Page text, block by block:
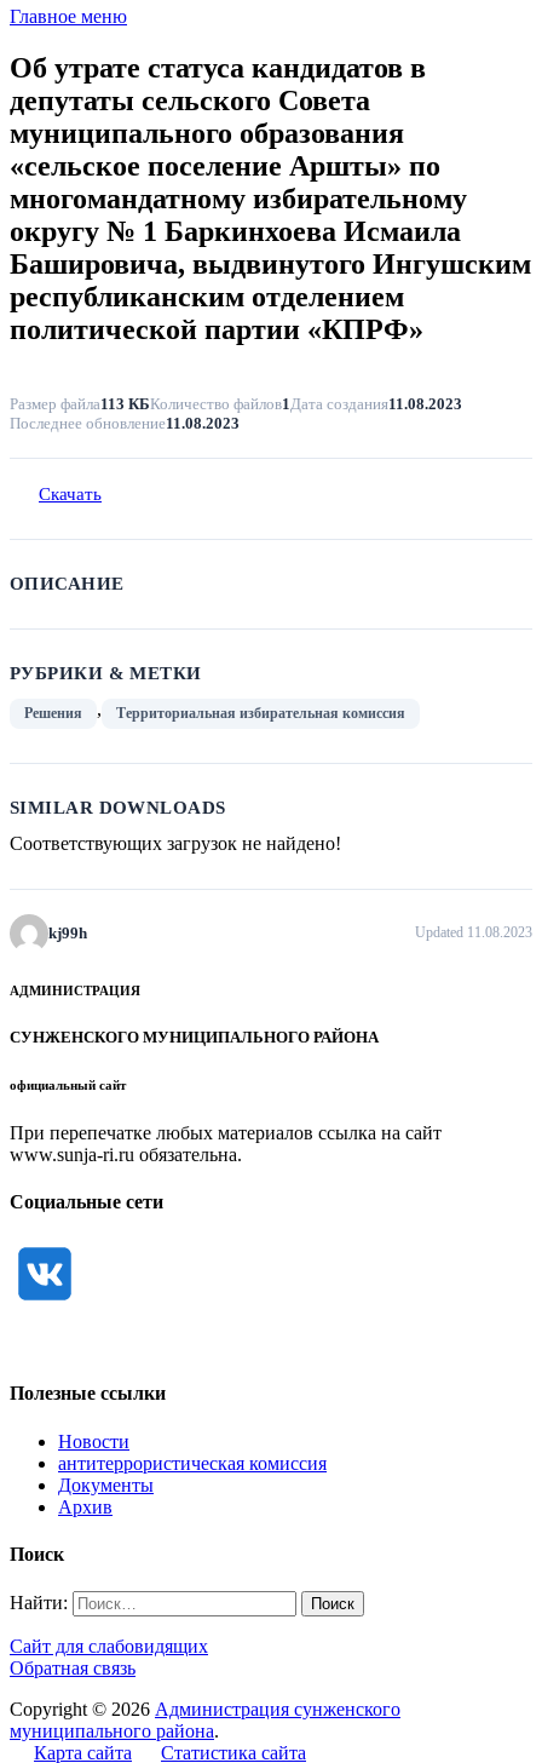
Главное меню
Об утрате статуса кандидатов в
депутаты сельского Совета
муниципального образования
«сельское поселение Аршты» по
многомандатному избирательному
округу № 1 Баркинхоева Исмаила
Башировича, выдвинутого Ингушским
республиканским отделением
политической партии «КПРФ»
Размер файла113 КБКоличество файлов1 Дата создания11.08.2023
Последнее обновление11.08.2023
Скачать
ОПИСАНИЕ
РУБРИКИ & МЕТКИ
Решения , Территориальная избирательная комиссия
SIMILAR DOWNLOADS
Соответствующих загрузок не найдено!
kj99h Updated 11.08.2023
АДМИНИСТРАЦИЯ
СУНЖЕНСКОГО МУНИЦИПАЛЬНОГО РАЙОНА
официальный сайт
При перепечатке любых материалов ссылка на сайт
www.sunja-ri.ru обязательна.
Социальные сети
Полезные ссылки
Новости
антитеррористическая комиссия
Документы
Архив
Поиск
Найти:
Сайт для слабовидящих
Обратная связь
Copyright © 2026 Администрация сунженского
муниципального района.
Карта сайта
Статистика сайта